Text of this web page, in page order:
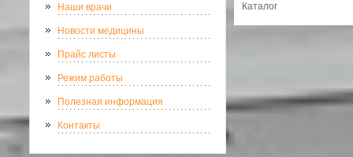
Наши врачи
Новости медицины
Прайс листы
Режим работы
Полезная информация
Контакты
Каталог